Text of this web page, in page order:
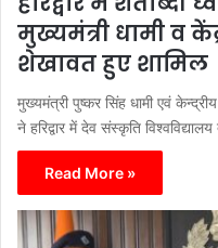
मुख्यमंत्री धामी व
शेखावत हुए शामिल
मुख्यमंत्री पुष्कर सिंह धामी एवं
ने हरिद्वार में देव संस्कृति विश्वविद्यालय
Read More »